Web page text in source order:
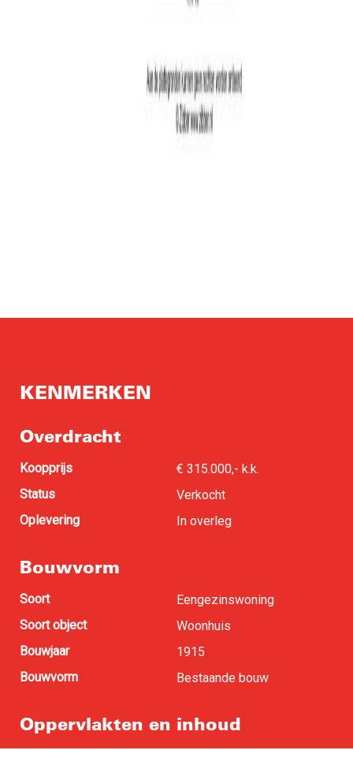
KENMERKEN
Overdracht
Koopprijs
€ 315.000,- k.k.
Status
Verkocht
Oplevering
In overleg
Bouwvorm
Soort
Eengezinswoning
Soort object
Woonhuis
Bouwjaar
1915
Bouwvorm
Bestaande bouw
Oppervlakten en inhoud